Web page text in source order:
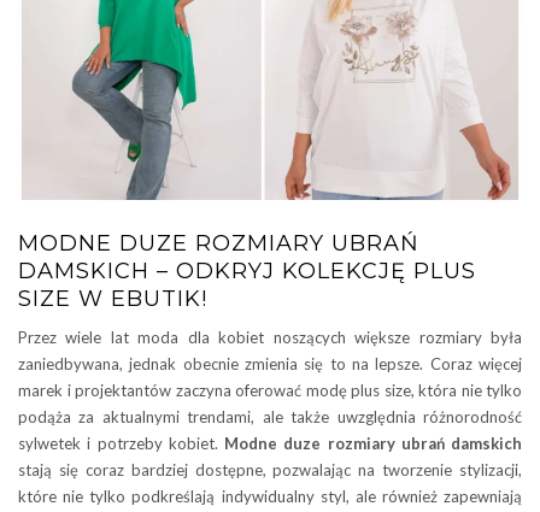
MODNE DUZE ROZMIARY UBRAŃ
DAMSKICH – ODKRYJ KOLEKCJĘ PLUS
SIZE W EBUTIK!
Przez wiele lat moda dla kobiet noszących większe rozmiary była
zaniedbywana, jednak obecnie zmienia się to na lepsze. Coraz więcej
marek i projektantów zaczyna oferować modę plus size, która nie tylko
podąża za aktualnymi trendami, ale także uwzględnia różnorodność
sylwetek i potrzeby kobiet. Modne duze rozmiary ubrań damskich
stają się coraz bardziej dostępne, pozwalając na tworzenie stylizacji,
które nie tylko podkreślają indywidualny styl, ale również zapewniają